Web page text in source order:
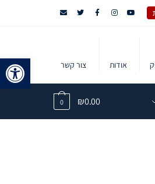
אודות צור קשר
₪0.00
0